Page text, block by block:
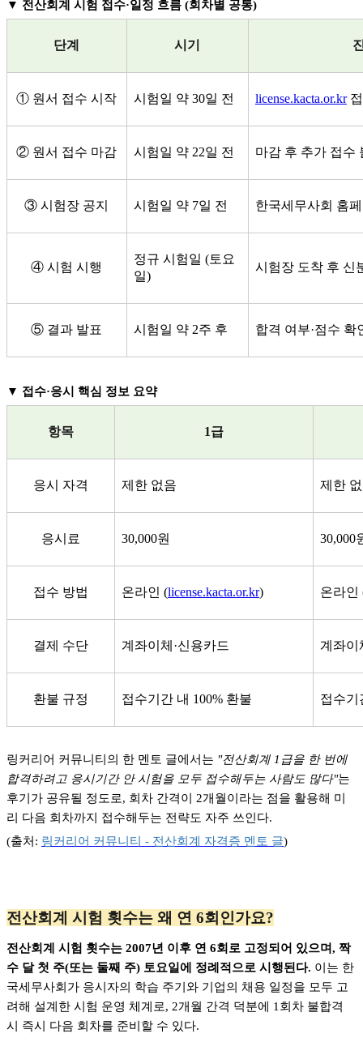
▼ 전산회계 시험 접수·일정 흐름 (회차별 공통)
단계 시기
① 원서 접수 시작 시험일 약 30일 전 license.kacta.or.kr접
② 원서 접수 마감 시험일 약 22일 전 마감 후 추가 접수
③ 시험장 공지 시험일 약 7일 전 한국세무사회 홈
④ 시험 시행
정규 시험일 (토요
일)
시험장 도착 후 신
⑤ 결과 발표 시험일 약 2주 후 합격 여부·점수 확
▼ 접수·응시 핵심 정보 요약
항목 1급
응시 자격 제한 없음 제한
응시료 30,000원 30,000
접수 방법 온라인 (license.kacta.or.kr) 온라인
결제 수단 계좌이체·신용카드 계좌이
환불 규정 접수기간 내 100% 환불 접수기
링커리어 커뮤니티의 한 멘토 글에서는 "전산회계 1급을 한 번에
합격하려고 응시기간 안 시험을 모두 접수해두는 사람도 많다"는
후기가 공유될 정도로, 회차 간격이 2개월이라는 점을 활용해 미
리 다음 회차까지 접수해두는 전략도 자주 쓰인다.
(출처: 링커리어 커뮤니티 - 전산회계 자격증 멘토 글)
전산회계 시험 횟수는 왜 연 6회인가요?
전산회계 시험 횟수는 2007년 이후 연 6회로 고정되어 있으며, 짝
수 달 첫 주(또는 둘째 주) 토요일에 정례적으로 시행된다. 이는 한
국세무사회가 응시자의 학습 주기와 기업의 채용 일정을 모두 고
려해 설계한 시험 운영 체계로, 2개월 간격 덕분에 1회차 불합격
시 즉시 다음 회차를 준비할 수 있다.